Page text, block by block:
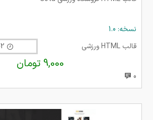
نسخه: 1.0
قالب HTML ورزشی
9,000 تومان
0